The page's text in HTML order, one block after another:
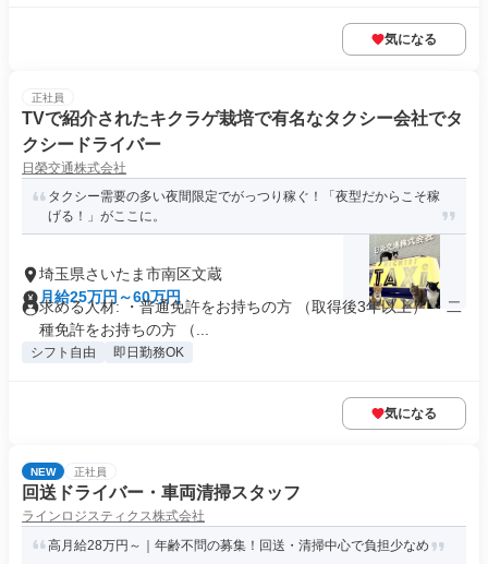
気になる
正社員
TVで紹介されたキクラゲ栽培で有名なタクシー会社でタ
クシードライバー
日榮交通株式会社
タクシー需要の多い夜間限定でがっつり稼ぐ！「夜型だからこそ稼
げる！」がここに。
埼玉県さいたま市南区文蔵
月給25万円～60万円
求める人材: ・普通免許をお持ちの方 （取得後3年以上） ・二
種免許をお持ちの方 （...
シフト自由 即日勤務OK
気になる
NEW 正社員
回送ドライバー・車両清掃スタッフ
ラインロジスティクス株式会社
高月給28万円～｜年齢不問の募集！回送・清掃中心で負担少なめ